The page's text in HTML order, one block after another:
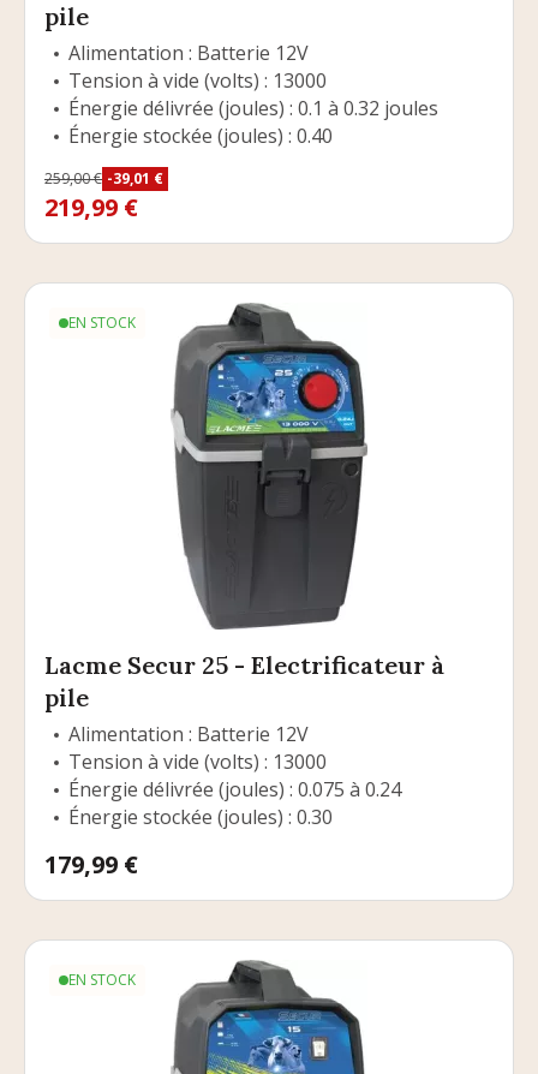
pile
Alimentation : Batterie 12V
Tension à vide (volts) : 13000
Énergie délivrée (joules) : 0.1 à 0.32 joules
Énergie stockée (joules) : 0.40
Prix de base
259,00 € -39,01 €
Prix
219,99 €
EN STOCK
Lacme Secur 25 - Electrificateur à
pile
Alimentation : Batterie 12V
Tension à vide (volts) : 13000
Énergie délivrée (joules) : 0.075 à 0.24
Énergie stockée (joules) : 0.30
Prix
179,99 €
EN STOCK